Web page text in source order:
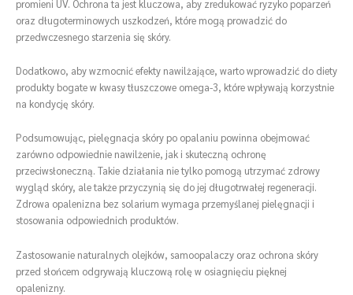
promieni UV. Ochrona ta jest kluczowa, aby zredukować ryzyko poparzeń
oraz długoterminowych uszkodzeń, które mogą prowadzić do
przedwczesnego starzenia się skóry.
Dodatkowo, aby wzmocnić efekty nawilżające, warto wprowadzić do diety
produkty bogate w kwasy tłuszczowe omega-3, które wpływają korzystnie
na kondycję skóry.
Podsumowując, pielęgnacja skóry po opalaniu powinna obejmować
zarówno odpowiednie nawilżenie, jak i skuteczną ochronę
przeciwsłoneczną. Takie działania nie tylko pomogą utrzymać zdrowy
wygląd skóry, ale także przyczynią się do jej długotrwałej regeneracji.
Zdrowa opalenizna bez solarium wymaga przemyślanej pielęgnacji i
stosowania odpowiednich produktów.
Zastosowanie naturalnych olejków, samoopalaczy oraz ochrona skóry
przed słońcem odgrywają kluczową rolę w osiagnięciu pięknej
opalenizny.